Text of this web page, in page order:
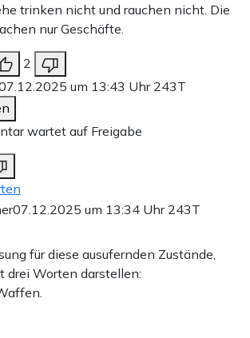
trinken nicht und rauchen nicht. Die
nur Geschäfte.
2
um 13:43 Uhr 243T
wartet auf Freigabe
07.12.2025 um 13:34 Uhr 243T
für diese ausufernden Zustände,
drei Worten darstellen: